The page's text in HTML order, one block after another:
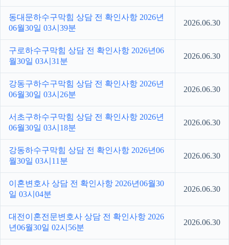
동대문하수구막힘 상담 전 확인사항 2026년
06월30일 03시39분
2026.06.30
구로하수구막힘 상담 전 확인사항 2026년06
월30일 03시31분
2026.06.30
강동구하수구막힘 상담 전 확인사항 2026년
06월30일 03시26분
2026.06.30
서초구하수구막힘 상담 전 확인사항 2026년
06월30일 03시18분
2026.06.30
강동하수구막힘 상담 전 확인사항 2026년06
월30일 03시11분
2026.06.30
이혼변호사 상담 전 확인사항 2026년06월30
일 03시04분
2026.06.30
대전이혼전문변호사 상담 전 확인사항 2026
년06월30일 02시56분
2026.06.30